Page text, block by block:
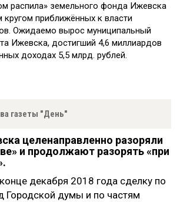
распила» земельного фонда Ижевска
приближённых к власти
Ожидаемо вырос муниципальный
Ижевска, достигший 4,6 миллиардов
доходах 5,5 млрд. рублей.
газеты "День"
целенаправленно разоряли
и продолжают разорять «при
декабря 2018 года сделку по
Городской думы и по частям